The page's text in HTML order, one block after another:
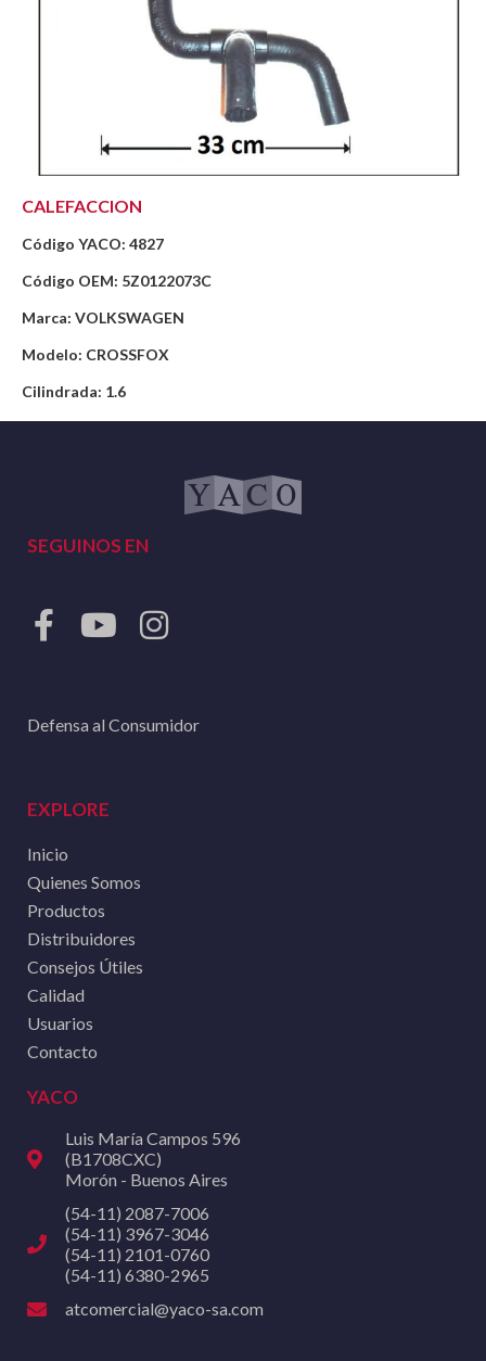
CALEFACCION
Código YACO: 4827
Código OEM: 5Z0122073C
Marca: VOLKSWAGEN
Modelo: CROSSFOX
Cilindrada: 1.6
SEGUINOS EN
Defensa al Consumidor
EXPLORE
Inicio
Quienes Somos
Productos
Distribuidores
Consejos Útiles
Calidad
Usuarios
Contacto
YACO
Luis María Campos 596
(B1708CXC)
Morón - Buenos Aires
(54-11) 2087-7006
(54-11) 3967-3046
(54-11) 2101-0760
(54-11) 6380-2965
atcomercial@yaco-sa.com